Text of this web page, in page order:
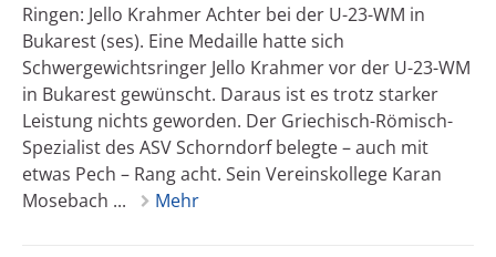
Ringen: Jello Krahmer Achter bei der U-23-WM in
Bukarest (ses). Eine Medaille hatte sich
Schwergewichtsringer Jello Krahmer vor der U-23-WM
in Bukarest gewünscht. Daraus ist es trotz starker
Leistung nichts geworden. Der Griechisch-Römisch-
Spezialist des ASV Schorndorf belegte – auch mit
etwas Pech – Rang acht. Sein Vereinskollege Karan
Mosebach ...
Mehr